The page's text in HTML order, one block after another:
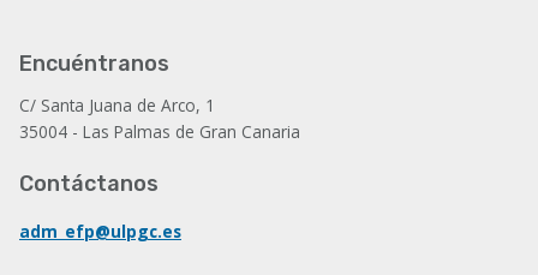
Encuéntranos
C/ Santa Juana de Arco, 1
35004 - Las Palmas de Gran Canaria
Contáctanos
adm_efp@ulpgc.es